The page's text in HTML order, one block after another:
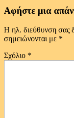
Αφήστε μια
Η ηλ. διεύθυνση σας
σημειώνονται με *
Σχόλιο *